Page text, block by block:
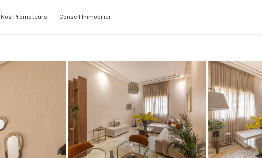
Nos Promoteurs Conseil Immobilier